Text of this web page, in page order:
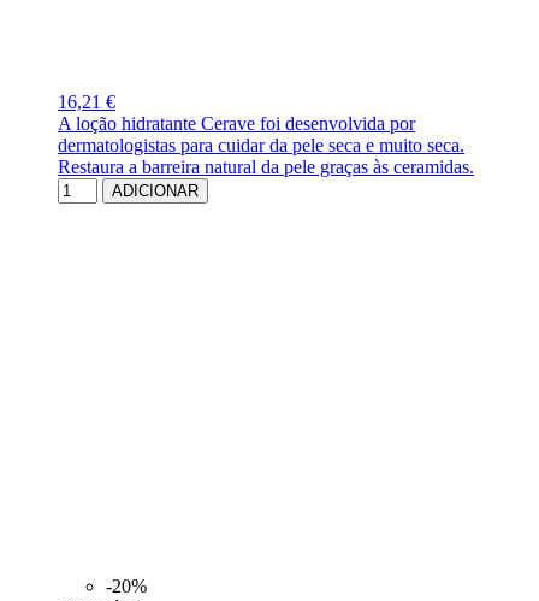
16,21 €
A loção hidratante Cerave foi desenvolvida por
dermatologistas para cuidar da pele seca e muito seca.
Restaura a barreira natural da pele graças às ceramidas.
ADICIONAR
-20%